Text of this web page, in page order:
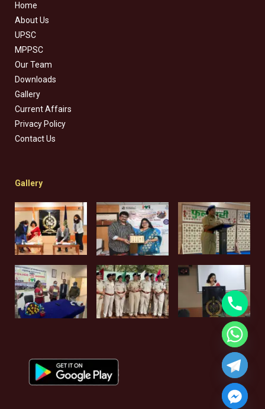
Home
About Us
UPSC
MPPSC
Our Team
Downloads
Gallery
Current Affairs
Privacy Policy
Contact Us
Gallery